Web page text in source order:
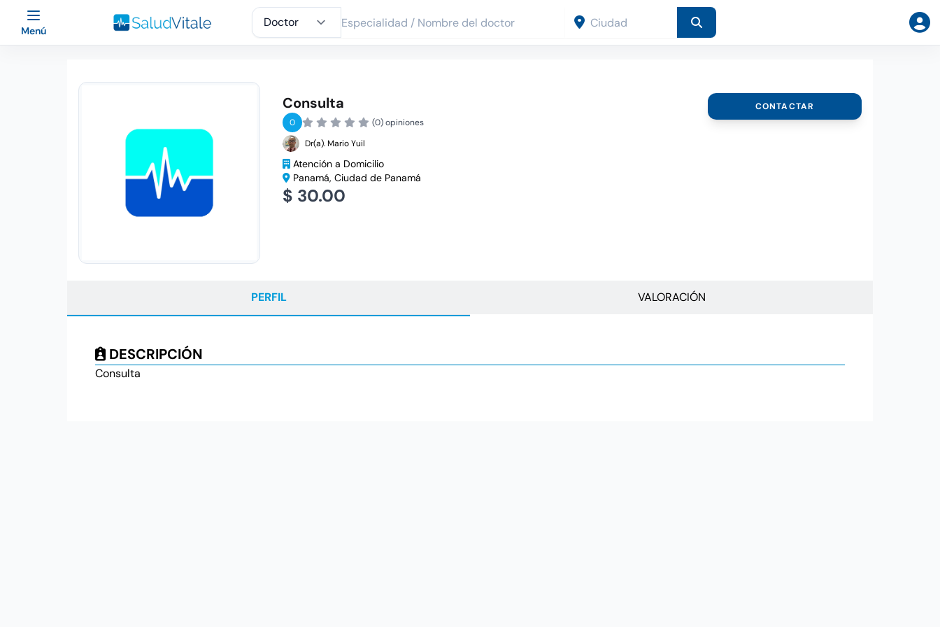
Menú
Consulta
0
(0) opiniones
Dr(a). Mario Yuil
Atención a Domicilio
Panamá, Ciudad de Panamá
$ 30.00
CONTACTAR
PERFIL VALORACIÓN
DESCRIPCIÓN
Consulta